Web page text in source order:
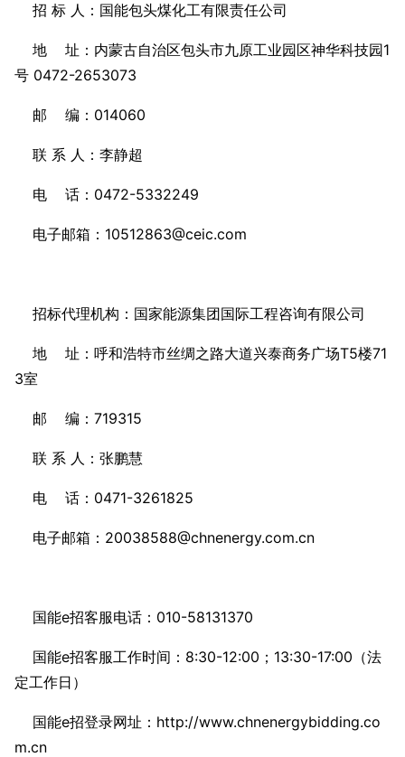
招 标 人：国能包头煤化工有限责任公司
地 址：内蒙古自治区包头市九原工业园区神华科技园1
号 0472-2653073
邮 编：014060
联 系 人：李静超
电 话：0472-5332249
电子邮箱：10512863@ceic.com
招标代理机构：国家能源集团国际工程咨询有限公司
地 址：呼和浩特市丝绸之路大道兴泰商务广场T5楼71
3室
邮 编：719315
联 系 人：张鹏慧
电 话：0471-3261825
电子邮箱：20038588@chnenergy.com.cn
国能e招客服电话：010-58131370
国能e招客服工作时间：8:30-12:00；13:30-17:00（法
定工作日）
国能e招登录网址：http://www.chnenergybidding.co
m.cn